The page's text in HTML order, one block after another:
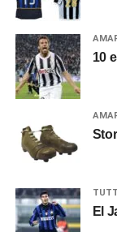
10
El